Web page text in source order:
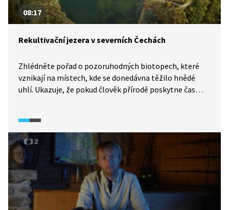
08:17
Rekultivační jezera v severních Čechách
Zhlédněte pořad o pozoruhodných biotopech, které
vznikají na místech, kde se donedávna těžilo hnědé
uhlí. Ukazuje, že pokud člověk přírodě poskytne čas
šrámy a vrátit život do zdánlivé měsíční krajiny. Pojďte
se s námi podívat na malé zázraky, které se dějí
v narušené krajině právě teď.